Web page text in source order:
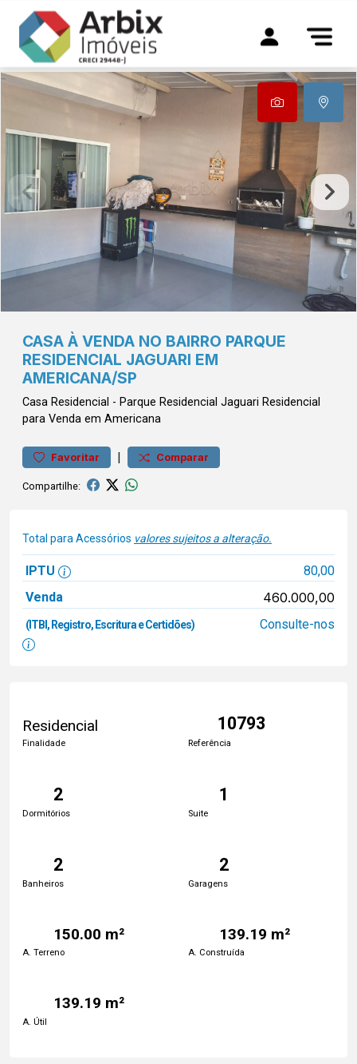
CASA À VENDA NO BAIRRO PARQUE
RESIDENCIAL JAGUARI EM
AMERICANA/SP
Casa Residencial - Parque Residencial Jaguari Residencial
para Venda em Americana
Favoritar | Comparar
Compartilhe:
Total para Acessórios valores sujeitos a alteração.
IPTU
80,00
Venda
460.000,00
(ITBI, Registro, Escritura e Certidões) Consulte-nos
Residencial
Finalidade
10793
Referência
2
Dormitórios
1
Suite
2
Banheiros
2
Garagens
150.00 m²
A. Terreno
139.19 m²
A. Construída
139.19 m²
A. Útil